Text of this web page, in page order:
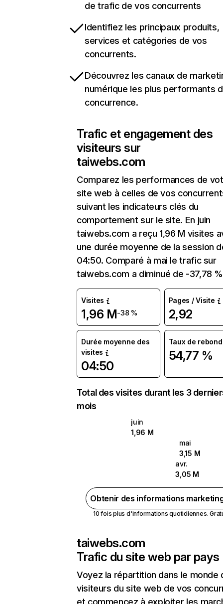
de trafic de vos concurrents
Identifiez les principaux produits,
services et catégories de vos
concurrents.
Découvrez les canaux de
numérique les plus performants
concurrence.
Trafic et engagement des
visiteurs sur
taiwebs.com
Comparez les performances de
site web à celles de vos
suivant les indicateurs clés du
comportement sur le site. En juin
taiwebs.com a reçu 1,96 M visites
une durée moyenne de la session
04:50. Comparé à mai le trafic sur
taiwebs.com a diminué de -37,78
Visites
1,96 M-38 %
Pages / Visite
2,92
Durée moyenne des
visites
04:50
Taux de rebond
54,77 %
Total des visites durant les 3
mois
juin
1,96 M
mai
3,15 M
avr.
3,05 M
Obtenir des informations
10 fois plus d'informations quotidiennes.
taiwebs.com
Trafic du site web par pays
Voyez la répartition dans le monde
visiteurs du site web de vos
et commencez à exploiter les